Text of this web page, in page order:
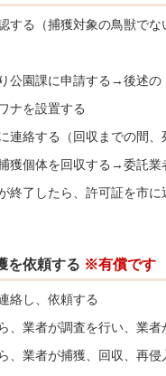
する（捕獲対象の鳥獣でな
公園課に申請する→後述の
ナを設置する
連絡する（回収までの間
獲個体を回収する→委託業
終了したら、許可証を市に
を依頼する ※有償です
絡し、依頼する
、業者が調査を行い、業者
、業者が捕獲、回収、再侵